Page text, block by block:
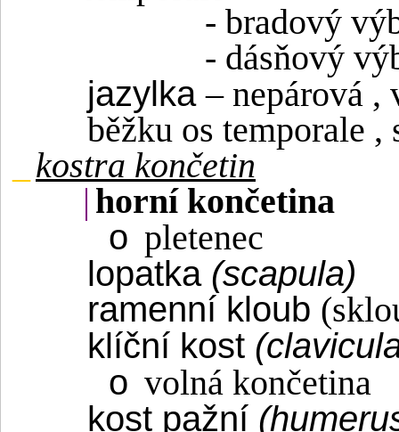
- bradový
- dásňový
jazylka– nepárová ,
běžku os temporale
kostra končetin
| horní končetina
o pletenec
lopatka (scapula)
ramenní kloub
klíční kost
o volná končetina
kost pažní